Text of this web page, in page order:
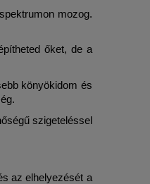
mozog.
őket, de a
könyökidom és
szigeteléssel
az elhelyezését a